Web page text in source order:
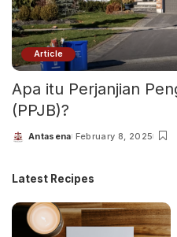
Article
Apa itu Perjanjian
(PPJB)?
Antasena February 8, 2025
Latest Recipes